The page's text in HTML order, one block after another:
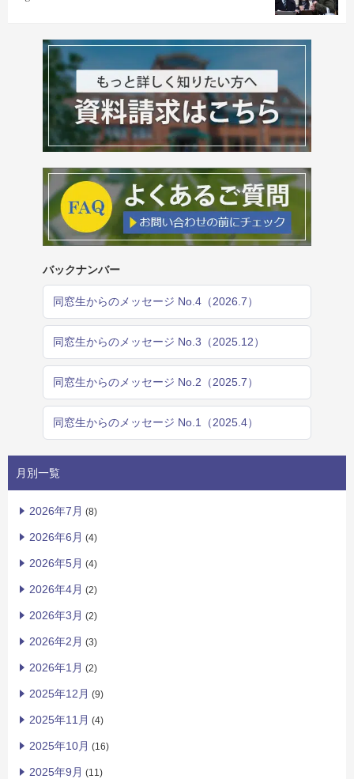
バックナンバー
同窓生からのメッセージ No.4（2026.7）
同窓生からのメッセージ No.3（2025.12）
同窓生からのメッセージ No.2（2025.7）
同窓生からのメッセージ No.1（2025.4）
月別一覧
2026年7月 (8)
2026年6月 (4)
2026年5月 (4)
2026年4月 (2)
2026年3月 (2)
2026年2月 (3)
2026年1月 (2)
2025年12月 (9)
2025年11月 (4)
2025年10月 (16)
2025年9月 (11)